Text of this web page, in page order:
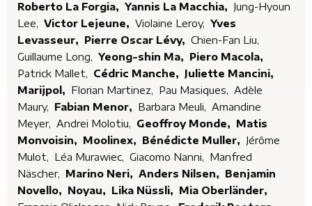
Roberto La Forgia, Yannis La Macchia, Jung-Hyoun
Lee, Victor Lejeune, Violaine Leroy, Yves
Levasseur, Pierre Oscar Lévy, Chien-Fan Liu,
Guillaume Long, Yeong-shin Ma, Piero Macola,
Patrick Mallet, Cédric Manche, Juliette Mancini,
Marijpol, Florian Martinez, Pau Masiques, Adèle
Maury, Fabian Menor, Barbara Meuli, Amandine
Meyer, Andrei Molotiu, Geoffroy Monde, Matis
Monvoisin, Moolinex, Bénédicte Muller, Jérôme
Mulot,
Léa Murawiec, Giacomo Nanni, Manfred
Näscher, Marino Neri, Anders Nilsen, Benjamin
Novello, Noyau, Lika Nüssli, Mia Oberländer,